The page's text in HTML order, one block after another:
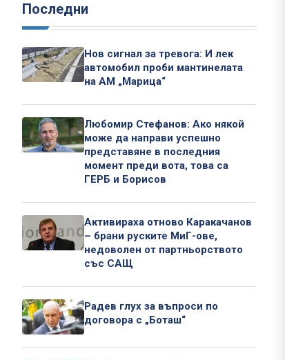
Последни
Нов сигнал за тревога: И лек
автомобил проби мантинелата
на АМ „Марица“
Любомир Стефанов: Ако някой
може да направи успешно
представяне в последния
момент преди вота, това са
ГЕРБ и Борисов
Активираха отново Каракачанов
– брани руските МиГ-ове,
недоволен от партньорството
със САЩ
Радев глух за въпроси по
договора с „Боташ“